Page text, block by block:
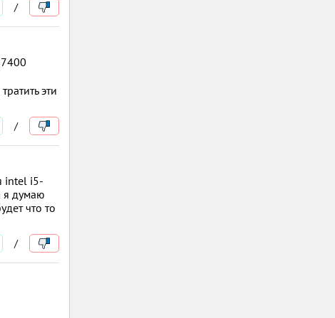
/
эти
/
intel i5-
я думаю
что то
/